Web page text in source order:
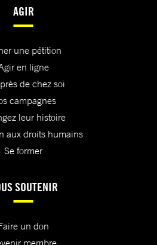
AGIR
une pétition
en ligne
de chez soi
campagnes
leur histoire
aux droits humains
Se former
SOUTENIR
un don
membre